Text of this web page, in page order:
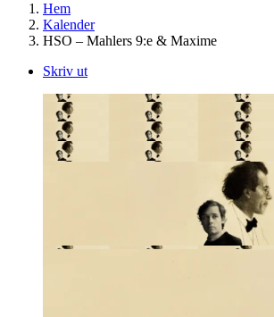
Hem
Kalender
HSO – Mahlers 9:e & Maxime
Skriv ut